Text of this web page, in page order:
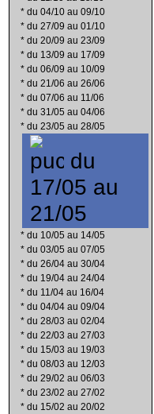
* du 04/10 au 09/10
* du 27/09 au 01/10
* du 20/09 au 23/09
* du 13/09 au 17/09
* du 06/09 au 10/09
* du 21/06 au 26/06
* du 07/06 au 11/06
* du 31/05 au 04/06
* du 23/05 au 28/05
du
17/05 au
21/05
* du 10/05 au 14/05
* du 03/05 au 07/05
* du 26/04 au 30/04
* du 19/04 au 24/04
* du 11/04 au 16/04
* du 04/04 au 09/04
* du 28/03 au 02/04
* du 22/03 au 27/03
* du 15/03 au 19/03
* du 08/03 au 12/03
* du 29/02 au 06/03
* du 23/02 au 27/02
* du 15/02 au 20/02